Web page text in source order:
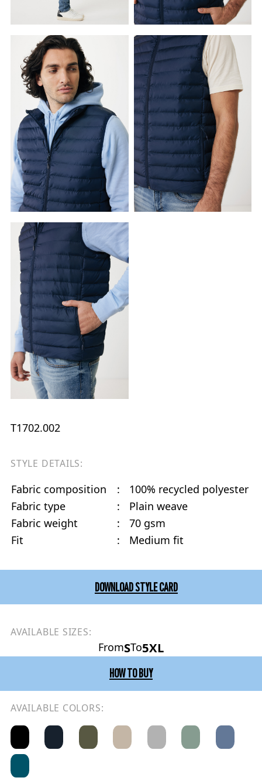
T1702.002
STYLE DETAILS:
Fabric composition :
100% recycled polyester
Fabric type
:
Plain weave
Fabric weight
:
70 gsm
Fit
: Medium fit
DOWNLOAD STYLE CARD
AVAILABLE SIZES:
FromSTo5XL
HOW TO BUY
AVAILABLE COLORS: